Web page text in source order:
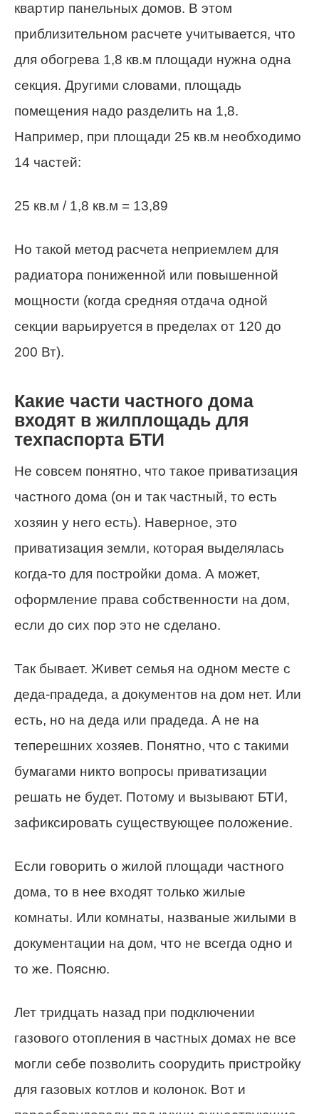
квартир панельных домов. В этом
приблизительном расчете учитывается, что
для обогрева 1,8 кв.м площади нужна одна
секция. Другими словами, площадь
помещения надо разделить на 1,8.
Например, при площади 25 кв.м необходимо
14 частей:
25 кв.м / 1,8 кв.м = 13,89
Но такой метод расчета неприемлем для
радиатора пониженной или повышенной
мощности (когда средняя отдача одной
секции варьируется в пределах от 120 до
200 Вт).
Какие части частного дома
входят в жилплощадь для
техпаспорта БТИ
Не совсем понятно, что такое приватизация
частного дома (он и так частный, то есть
хозяин у него есть). Наверное, это
приватизация земли, которая выделялась
когда-то для постройки дома. А может,
оформление права собственности на дом,
если до сих пор это не сделано.
Так бывает. Живет семья на одном месте с
деда-прадеда, а документов на дом нет. Или
есть, но на деда или прадеда. А не на
теперешних хозяев. Понятно, что с такими
бумагами никто вопросы приватизации
решать не будет. Потому и вызывают БТИ,
зафиксировать существующее положение.
Если говорить о жилой площади частного
дома, то в нее входят только жилые
комнаты. Или комнаты, названые жилыми в
документации на дом, что не всегда одно и
то же. Поясню.
Лет тридцать назад при подключении
газового отопления в частных домах не все
могли себе позволить соорудить пристройку
для газовых котлов и колонок. Вот и